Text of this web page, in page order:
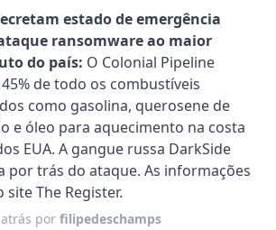
estado de emergência
ransomware ao maior
do país: O Colonial Pipeline
de todo os combustíveis
como gasolina, querosene de
e óleo para aquecimento na costa
EUA. A gangue russa DarkSide
por trás do ataque. As informações
site The Register.
por filipedeschamps